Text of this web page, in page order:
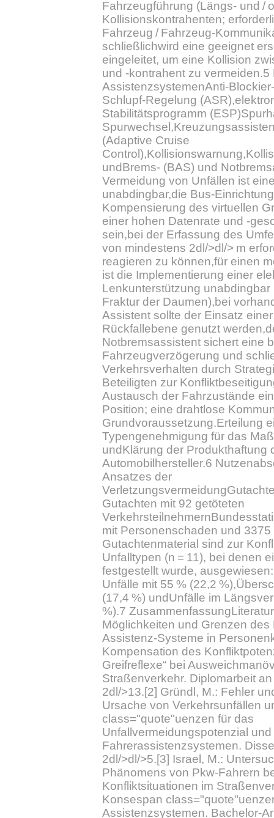
Fahrzeugführung (Längs- und /
Kollisionskontrahenten;
Fahrzeug / Fahrzeug-
schließlichwird eine geeignet
eingeleitet, um eine Kollision
und -kontrahent zu vermeiden.5
AssistenzsystemenAnti-
Schlupf-Regelung
Stabilitätsprogramm
(Adaptive Cruise
undBrems- (BAS) und
Vermeidung von Unfällen ist
unabdingbar,die Bus-
Kompensierung des virtuellen
einer hohen Datenrate und -
sein,bei der Erfassung des
von mindestens 2dl/>dl/> m
reagieren zu können,für einen
ist die Implementierung einer
Lenkunterstützung
Fraktur der Daumen),bei
Assistent sollte der Einsatz
Rückfallebene genutzt
Notbremsassistent sichert eine
Fahrzeugverzögerung und
Verkehrsverhalten durch
Beteiligten zur
Austausch der Fahrzustände
Position; eine drahtlose
Grundvoraussetzung.Erteilung
Typengenehmigung für das
undKlärung der Produkthaftung
Automobilhersteller.6
Ansatzes der
Gutachten mit 92 getöteten
mit Personenschaden und
Gutachtenmaterial sind zur
Unfalltypen (n = 11), bei denen
festgestellt wurde,
Unfälle mit 55 % (22,2
(17,4 %) undUnfälle im
%).7
Möglichkeiten und Grenzen
Assistenz-Systeme in
Kompensation des
Greifreflexe“ bei
Straßenverkehr. Diplomarbeit
2dl/>13.[2] Gründl, M.: Fehler
Ursache von Verkehrsunfällen
class="quote"uenzen für das
Unfallvermeidungspotenzial
Fahrerassistenzsystemen.
2dl/>dl/>5.[3] Israel, M.:
Phänomens von Pkw-Fahrern
Konfliktsituationen im
Konsespan
Assistenzsystemen. Bachelor-